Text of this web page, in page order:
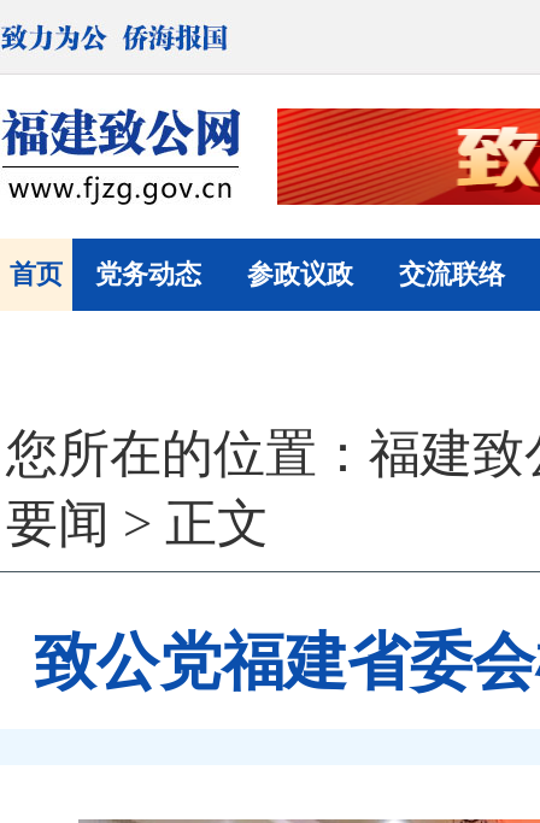
首页 党务动态 参政议政 交流联络
您所在的位置： 福建致
要闻 > 正文
致公党福建省委